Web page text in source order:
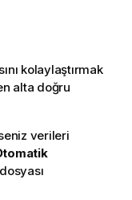
kolaylaştırmak
alta doğru
verileri